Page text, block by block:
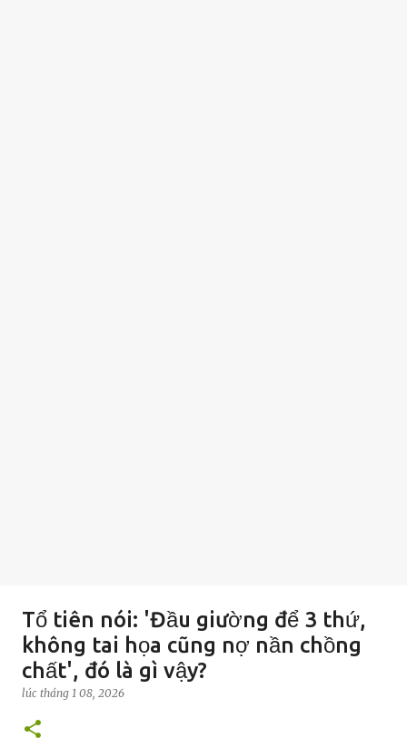
Tổ tiên nói: 'Đầu giường để 3 thứ,
không tai họa cũng nợ nần chồng
chất', đó là gì vậy?
lúc tháng 1 08, 2026